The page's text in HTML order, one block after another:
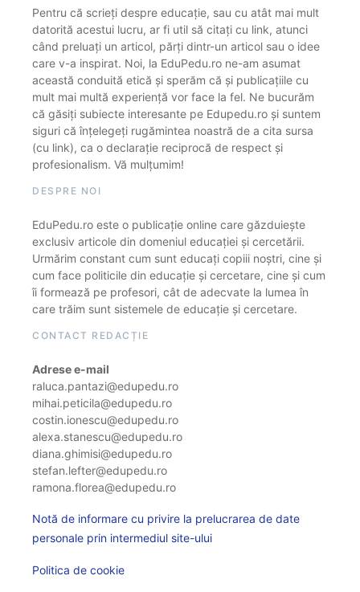
Pentru că scrieți despre educație, sau cu atât mai mult
datorită acestui lucru, ar fi util să citați cu link, atunci
când preluați un articol, părți dintr-un articol sau o idee
care v-a inspirat. Noi, la EduPedu.ro ne-am asumat
această conduită etică și sperăm că și publicațiile cu
mult mai multă experiență vor face la fel. Ne bucurăm
că găsiți subiecte interesante pe Edupedu.ro și suntem
siguri că înțelegeți rugămintea noastră de a cita sursa
(cu link), ca o declarație reciprocă de respect și
profesionalism. Vă mulțumim!
DESPRE NOI
EduPedu.ro este o publicație online care găzduiește
exclusiv articole din domeniul educației și cercetării.
Urmărim constant cum sunt educați copiii noștri, cine și
cum face politicile din educație și cercetare, cine și cum
îi formează pe profesori, cât de adecvate la lumea în
care trăim sunt sistemele de educație și cercetare.
CONTACT REDACȚIE
Adrese e-mail
raluca.pantazi@edupedu.ro
mihai.peticila@edupedu.ro
costin.ionescu@edupedu.ro
alexa.stanescu@edupedu.ro
diana.ghimisi@edupedu.ro
stefan.lefter@edupedu.ro
ramona.florea@edupedu.ro
Notă de informare cu privire la prelucrarea de date
personale prin intermediul site-ului
Politica de cookie